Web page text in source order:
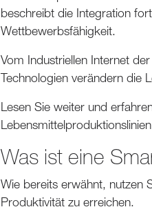
beschreibt die Integration
Wettbewerbsfähigkeit.
Vom Industriellen Internet
Technologien verändern die
Lesen Sie weiter und
Was ist eine
Wie bereits erwähnt, nutzen
Produktivität zu erreichen.